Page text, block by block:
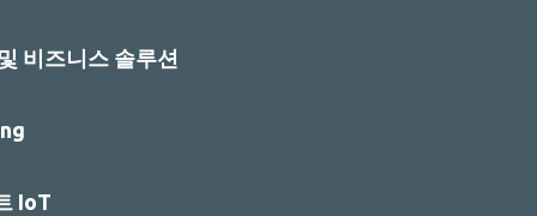
비즈니스 솔루션
IoT